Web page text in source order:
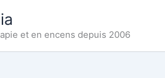
et en encens depuis 2006